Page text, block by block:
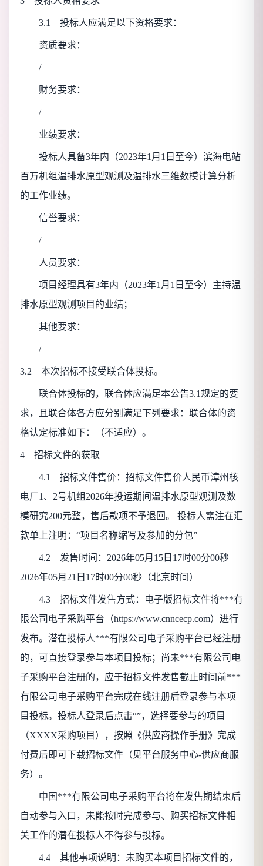
3.1 投标人应满足以下资格要求：
资质要求：
/
财务要求：
/
业绩要求：
投标人具备3年内（2023年1月1日至今）滨海电站
百万机组温排水原型观测及温排水三维数模计算分析
的工作业绩。
信誉要求：
/
人员要求：
项目经理具有3年内（2023年1月1日至今）主持温
排水原型观测项目的业绩；
其他要求：
/
3.2 本次招标不接受联合体投标。
联合体投标的，联合体应满足本公告3.1规定的要
求，且联合体各方应分别满足下列要求：联合体的资
格认定标准如下：
（不适应） 。
4 招标文件的获取
4.1 招标文件售价： 招标文件售价人民币漳州核
电厂1、2号机组2026年投运期间温排水原型观测及数
模研究200元整，售后款项不予退回。
投标人需注在汇
款单上注明：“项目名称缩写及参加的分包”
4.2 发售时间： 2026年05月15日17时00分00秒—
2026年05月21日17时00分00秒 （北京时间）
4.3 招标文件发售方式：电子版招标文件将***有
限公司电子采购平台（https://www.cnncecp.com）进行
发布。潜在投标人***有限公司电子采购平台已经注册
的，可直接登录参与本项目投标；尚未***有限公司电
子采购平台注册的，应于招标文件发售截止时间前***
有限公司电子采购平台完成在线注册后登录参与本项
目投标。投标人登录后点击“”，选择要参与的项目
（XXXX采购项目），按照《供应商操作手册》完成
付费后即可下载招标文件（见平台服务中心-供应商服
务）。
中国***有限公司电子采购平台将在发售期结束后
自动参与入口，未能按时完成参与、购买招标文件相
关工作的潜在投标人不得参与投标。
4.4 其他事项说明：未购买本项目招标文件的，